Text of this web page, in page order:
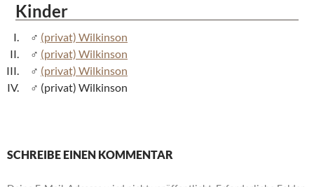
Kinder
(privat) Wilkinson
(privat) Wilkinson
(privat) Wilkinson
(privat) Wilkinson
SCHREIBE EINEN KOMMENTAR